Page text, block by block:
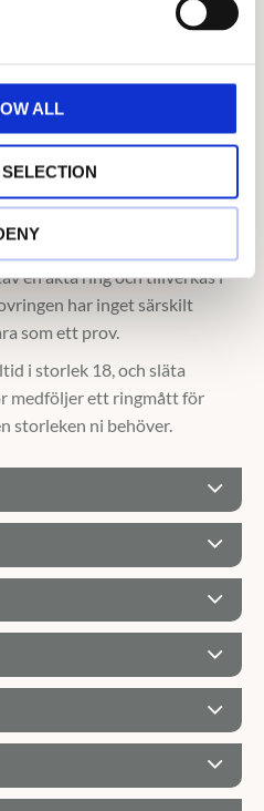
ALL
genomförs inom 90
kommer
för en slät eller
en ring med stenar, samt
en äkta ring och tillverkas i
har inget särskilt
som ett prov.
i storlek 18, och släta
medföljer ett ringmått för
storleken ni behöver.